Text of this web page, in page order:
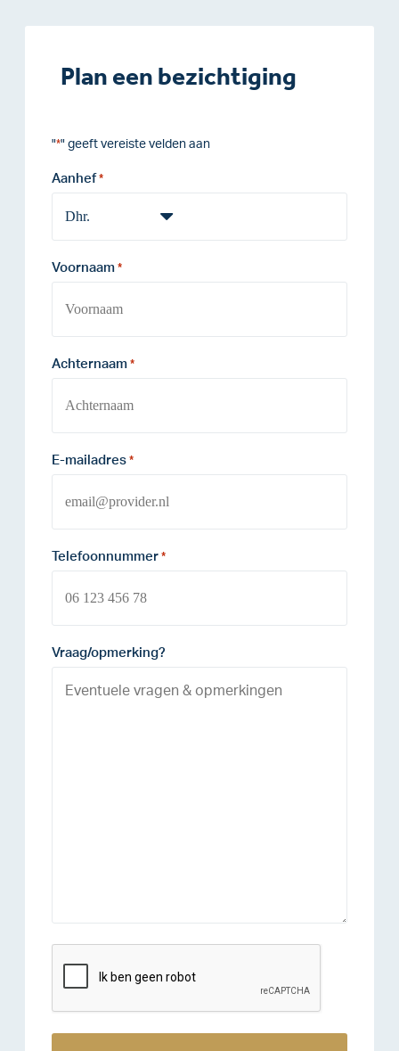
Plan een bezichtiging
"*" geeft vereiste velden aan
Aanhef *
Voornaam *
Achternaam *
E-mailadres *
Telefoonnummer *
Vraag/opmerking?